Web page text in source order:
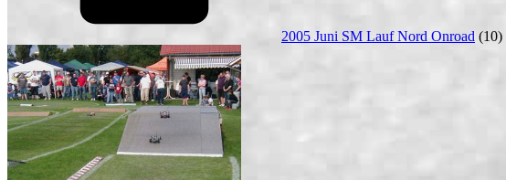
2005 Juni SM Lauf Nord Onroad (10)